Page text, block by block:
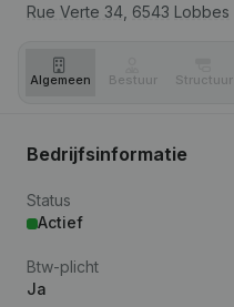
Rue Verte 34, 6543 Lobbes
Algemeen Bestuur Structuur
Bedrijfsinformatie
Status
Actief
Btw-plicht
Ja